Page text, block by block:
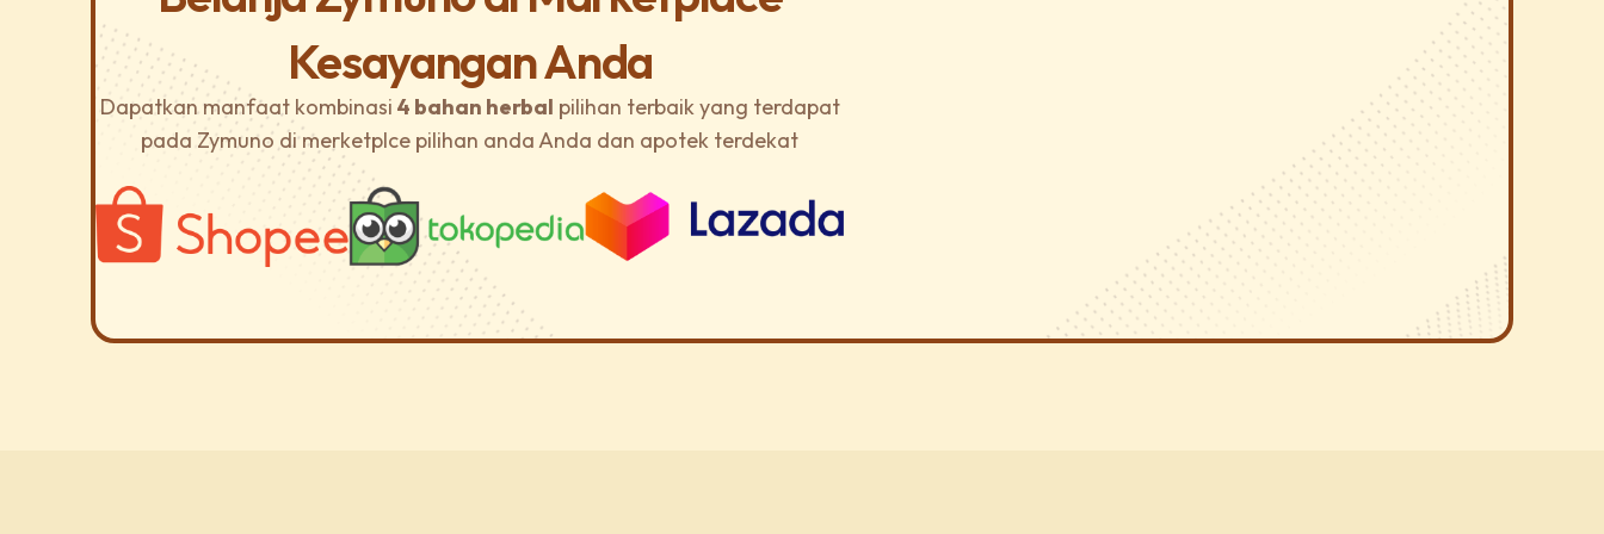
Kesayangan Anda
Dapatkan manfaat kombinasi 4 bahan herbal pilihan terbaik yang terdapat
pada Zymuno di merketplce pilihan anda Anda dan apotek terdekat